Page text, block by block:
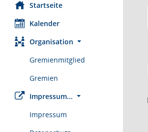
Startseite
Kalender
Organisation
Gremienmitglied
Gremien
Impressum...
Impressum